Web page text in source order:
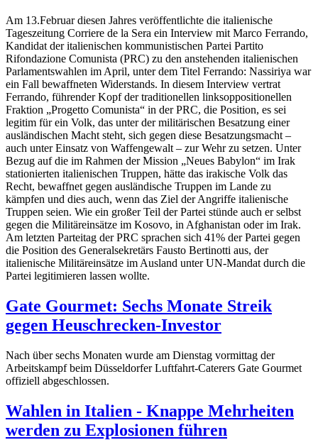
Am 13.Februar diesen Jahres veröffentlichte die italienische
Tageszeitung Corriere de la Sera ein Interview mit Marco Ferrando,
Kandidat der italienischen kommunistischen Partei Partito
Rifondazione Comunista (PRC) zu den anstehenden italienischen
Parlamentswahlen im April, unter dem Titel Ferrando: Nassiriya war
ein Fall bewaffneten Widerstands. In diesem Interview vertrat
Ferrando, führender Kopf der traditionellen linksoppositionellen
Fraktion „Progetto Comunista“ in der PRC, die Position, es sei
legitim für ein Volk, das unter der militärischen Besatzung einer
ausländischen Macht steht, sich gegen diese Besatzungsmacht –
auch unter Einsatz von Waffengewalt – zur Wehr zu setzen. Unter
Bezug auf die im Rahmen der Mission „Neues Babylon“ im Irak
stationierten italienischen Truppen, hätte das irakische Volk das
Recht, bewaffnet gegen ausländische Truppen im Lande zu
kämpfen und dies auch, wenn das Ziel der Angriffe italienische
Truppen seien. Wie ein großer Teil der Partei stünde auch er selbst
gegen die Militäreinsätze im Kosovo, in Afghanistan oder im Irak.
Am letzten Parteitag der PRC sprachen sich 41% der Partei gegen
die Position des Generalsekretärs Fausto Bertinotti aus, der
italienische Militäreinsätze im Ausland unter UN-Mandat durch die
Partei legitimieren lassen wollte.
Gate Gourmet: Sechs Monate Streik
gegen Heuschrecken-Investor
Nach über sechs Monaten wurde am Dienstag vormittag der
Arbeitskampf beim Düsseldorfer Luftfahrt-Caterers Gate Gourmet
offiziell abgeschlossen.
Wahlen in Italien - Knappe Mehrheiten
werden zu Explosionen führen